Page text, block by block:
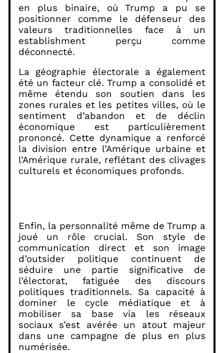
en plus binaire, où Trump a pu se
positionner comme le défenseur des
valeurs traditionnelles face à un
establishment perçu comme
déconnecté.
La géographie électorale a également
été un facteur clé. Trump a consolidé et
même étendu son soutien dans les
zones rurales et les petites villes, où le
sentiment d’abandon et de déclin
économique est particulièrement
prononcé. Cette dynamique a renforcé
la division entre l’Amérique urbaine et
l’Amérique rurale, reflétant des clivages
culturels et économiques profonds.
Enfin, la personnalité même de Trump a
joué un rôle crucial. Son style de
communication direct et son image
d’outsider politique continuent de
séduire une partie significative de
l’électorat, fatiguée des discours
politiques traditionnels. Sa capacité à
dominer le cycle médiatique et à
mobiliser sa base via les réseaux
sociaux s’est avérée un atout majeur
dans une campagne de plus en plus
numérisée.